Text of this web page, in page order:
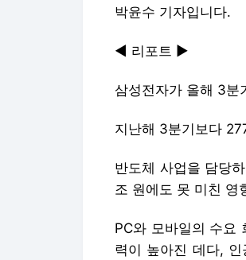
박윤수 기자입니다.
◀ 리포트 ▶
삼성전자가 올해 3분
지난해 3분기보다
반도체 사업을 담당
조 원에도 못 미친 영
PC와 모바일의 수요
력이 높아진 데다,